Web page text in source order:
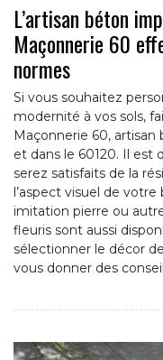
L’artisan béton
Maçonnerie 60
normes
Si vous souhaitez
modernité à vos sols,
Maçonnerie 60,
et dans le 60120. Il est
serez satisfaits de la
l’aspect visuel de
imitation pierre ou
fleuris sont aussi
sélectionner le décor
vous donner des